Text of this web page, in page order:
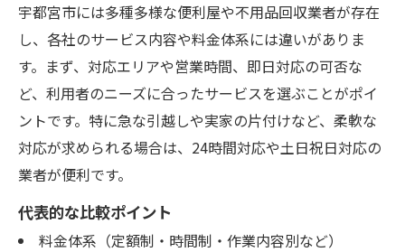
宇都宮市には多種多様な便利屋や不用品回収業者が存在
し、各社のサービス内容や料金体系には違いがありま
す。まず、対応エリアや営業時間、即日対応の可否な
ど、利用者のニーズに合ったサービスを選ぶことがポイ
ントです。特に急な引越しや実家の片付けなど、柔軟な
対応が求められる場合は、24時間対応や土日祝日対応の
業者が便利です。
代表的な比較ポイント
料金体系（定額制・時間制・作業内容別など）